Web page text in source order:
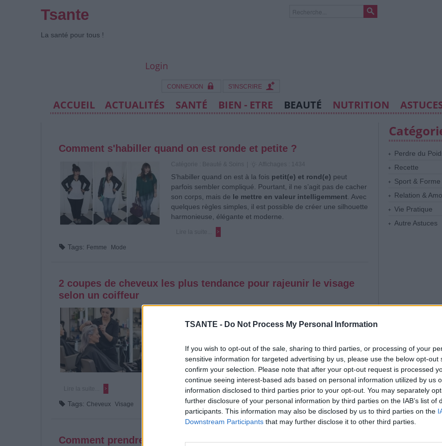
TSANTE - Do Not Process My Personal Information
If you wish to opt-out of the sale, sharing to third parties, or processing of your
sensitive information for targeted advertising by us, please use the below opt-out
confirm your selection. Please note that after your opt-out request is processed
continue seeing interest-based ads based on personal information utilized by us
information disclosed to third parties prior to your opt-out. You may separately
further disclosure of your personal information by third parties on the IAB’s list of
participants. This information may also be disclosed by us to third parties on the
Downstream Participants that may further disclose it to other third parties.
Tsante
La santé pour tous !
Login
CONNEXION S'INSCRIRE
ACCUEIL ACTUALITÉS SANTÉ BIEN - ETRE BEAUTÉ NUTRITION
Comment s'habiller quand on est ronde et petite ?
S’habiller quand on est à la fois petit(e) et rond(e) peut
parfois sembler compliqué. Pourtant, il ne s’agit pas de cacher
son corps, mais de le mettre en valeur intelligemment . Avec
quelques règles simples, il est possible de créer une silhouette
harmonieuse, élégante et moderne.
Tags: Femme Mode
2 coupes de cheveux les plus tendance pour rajeunir le visage
selon un coiffeur
Les cheveux poivre et sel ne sont plus considérés comme un
apporter une touche de modernité. Un coiffeur professionnel
révèle deux coupes particulièrement flatteuses pour mettre en
valeur cette couleur naturelle tout en rajeunissant les traits.
Tags: Cheveux Visage
Comment prendre soin d’une peau qui vieillit
Perdre du
Recette
Sport & Forme
Relation &
Vie Pratique
Autre Astuces